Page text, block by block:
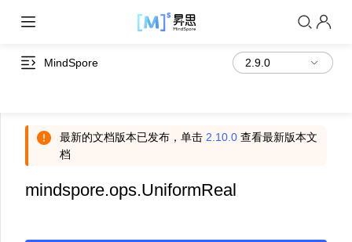
MindSpore
最新的文档版本已发布，单击 2.10.0 查看最新版本文
档
mindspore.ops.UniformReal